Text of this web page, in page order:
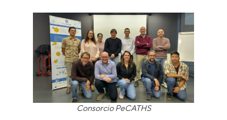
Consorcio PeCATHS